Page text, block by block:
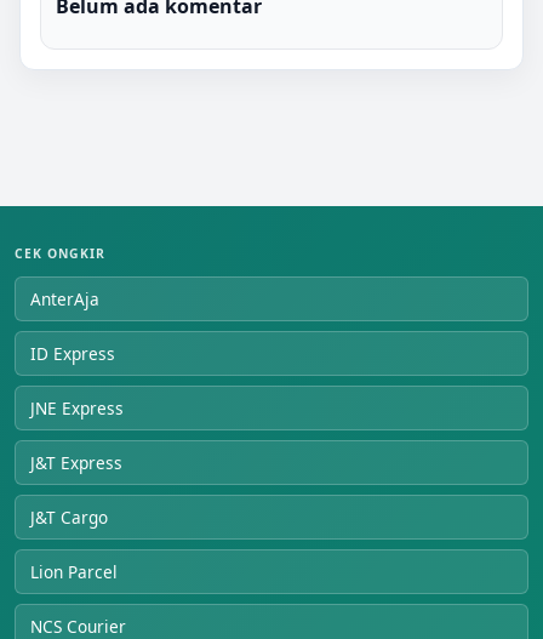
Belum ada komentar
CEK ONGKIR
AnterAja
ID Express
JNE Express
J&T Express
J&T Cargo
Lion Parcel
NCS Courier